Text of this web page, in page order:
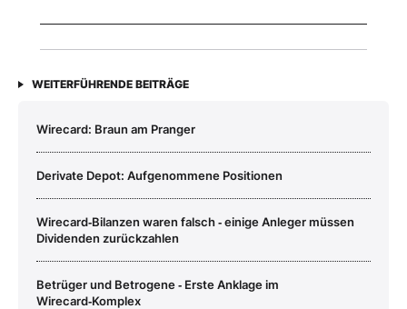
WEITERFÜHRENDE BEITRÄGE
Wirecard: Braun am Pranger
Derivate Depot: Aufgenommene Positionen
Wirecard‑Bilanzen waren falsch ‑ einige Anleger müssen
Dividenden zurückzahlen
Betrüger und Betrogene ‑ Erste Anklage im
Wirecard‑Komplex